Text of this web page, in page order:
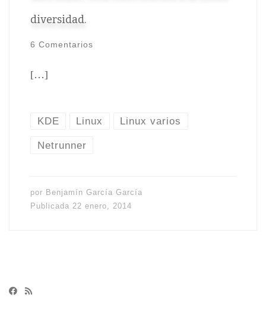
diversidad.
6 Comentarios
[…]
KDE Linux Linux varios
Netrunner
por Benjamín García García
Publicada 22 enero, 2014